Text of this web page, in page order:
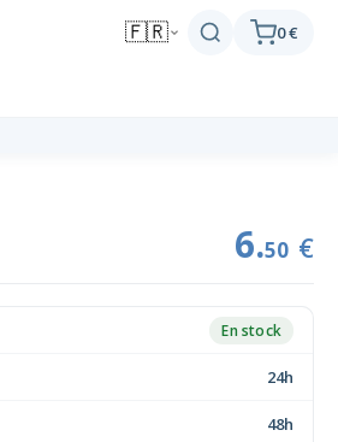
🇫🇷 0 €
6.50 €
En stock
24h
48h